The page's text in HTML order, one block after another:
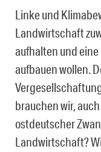
Linke und
Landwirtschaft
aufhalten und
aufbauen wollen.
brauchen wir,
ostdeutscher
Landwirtschaft?